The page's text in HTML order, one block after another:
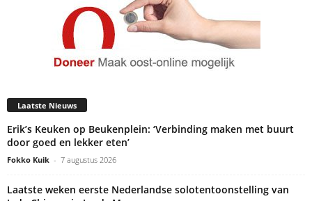
Laatste Nieuws
Erik’s Keuken op Beukenplein: ‘Verbinding maken met buurt
door goed en lekker eten’
Fokko Kuik - 7 augustus 2026
Laatste weken eerste Nederlandse solotentoonstelling van